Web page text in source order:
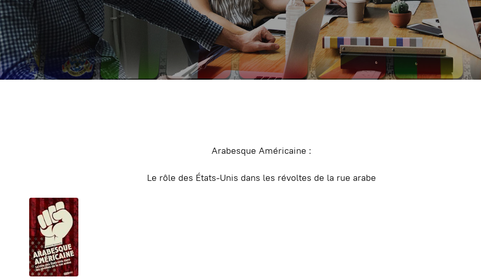
Arabesque Américaine :
Le rôle des États-Unis dans les révoltes de la rue arabe